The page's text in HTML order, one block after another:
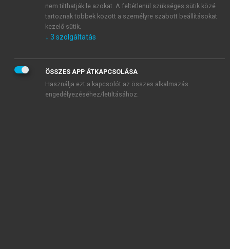
mersz.huoldalak licencszerződéseiben foglaltakat
tudomásul veszem és elfogadom.
KIPRÓBÁLOM
nem tilthatják le azokat. A feltétlenül szükséges sütik közé
tartoznak többek között a személyre szabott beállításokat
kezelő sütik.
↓ 3 szolgáltatás
ÖSSZES APP ÁTKAPCSOLÁSA
Használja ezt a kapcsolót az összes alkalmazás
engedélyezéséhez/letiltásához.